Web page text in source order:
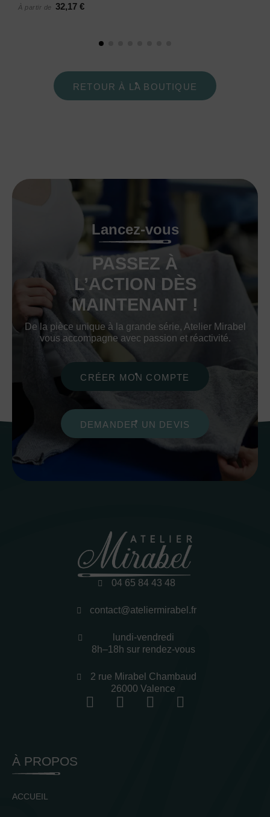
À partir de
32,17 €
RETOUR À LA BOUTIQUE
Lancez-vous
PASSEZ À
L’ACTION DÈS
MAINTENANT !
De la pièce unique à la grande série, Atelier Mirabel
vous accompagne avec passion et réactivité.
CRÉER MON COMPTE
DEMANDER UN DEVIS
04 65 84 43 48
contact@ateliermirabel.fr
lundi-vendredi
8h–18h sur rendez-vous
2 rue Mirabel Chambaud
26000 Valence
À PROPOS
ACCUEIL